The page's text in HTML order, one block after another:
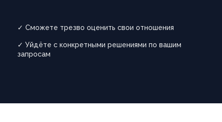
✓ Сможете трезво оценить свои отношения
✓ Уйдёте с конкретными решениями по вашим
запросам